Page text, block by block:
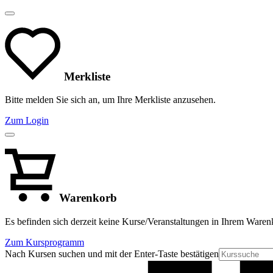
Merkliste
Bitte melden Sie sich an, um Ihre Merkliste anzusehen.
Zum Login
Warenkorb
Es befinden sich derzeit keine Kurse/Veranstaltungen in Ihrem
Zum Kursprogramm
Nach Kursen suchen und mit der Enter-Taste bestätigen